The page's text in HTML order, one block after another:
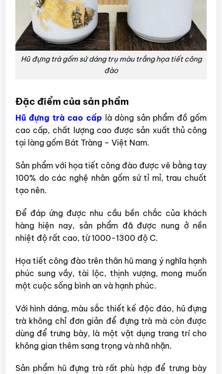
Hũ đựng trà gốm sứ dáng trụ màu trắng họa tiết công
đào
Đặc điểm của sản phẩm
Hũ đựng trà cao cấp là dòng sản phẩm đồ gốm
cao cấp, chất lượng cao được sản xuất thủ công
tại làng gốm Bát Tràng – Việt Nam.
Sản phẩm với họa tiết công đào được vẽ bằng tay
100% do các nghệ nhân gốm sứ tỉ mỉ, trau chuốt
tạo nên.
Để đáp ứng được nhu cầu bền chắc của khách
hàng hiện nay, sản phẩm đã được nung ở nền
nhiệt độ rất cao, từ 1000-1300 độ C.
Họa tiết công đào trên thân hũ mang ý nghĩa hạnh
phúc sung vầy, tài lộc, thịnh vượng, mong muốn
một cuộc sống bình an và hạnh phúc.
Với hình dáng, màu sắc thiết kế độc đáo, hũ đựng
trà không chỉ đơn giản để đựng trà mà còn được
dùng để trưng bày, là một vật dụng trang trí cho
không gian thêm sang trọng và nhã nhặn.
Sản phẩm hũ đựng trà rất phù hợp để trưng bày